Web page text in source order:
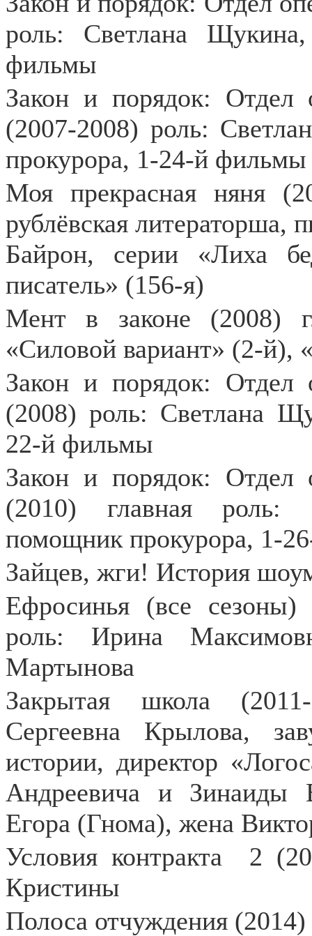
роль: Светлана
фильмы
Закон и порядок: Отдел
(2007-2008) роль:
прокурора, 1-24-й фильмы
Моя прекрасная няня
рублёвская
Байрон, серии «Лиха
писатель» (156-я)
Мент в законе (2008)
«Силовой вариант» (2-й),
Закон и порядок: Отдел
(2008) роль: Светлана
22-й фильмы
Закон и порядок: Отдел
(2010) главная роль:
помощник прокурора, 1-
Зайцев, жги! История
Ефросинья (все
роль: Ирина
Мартынова
Закрытая школа
Сергеевна Крылова,
истории, директор
Андреевича и Зинаиды
Егора (Гнома), жена
Условия контракта
2
Кристины
Полоса отчуждения